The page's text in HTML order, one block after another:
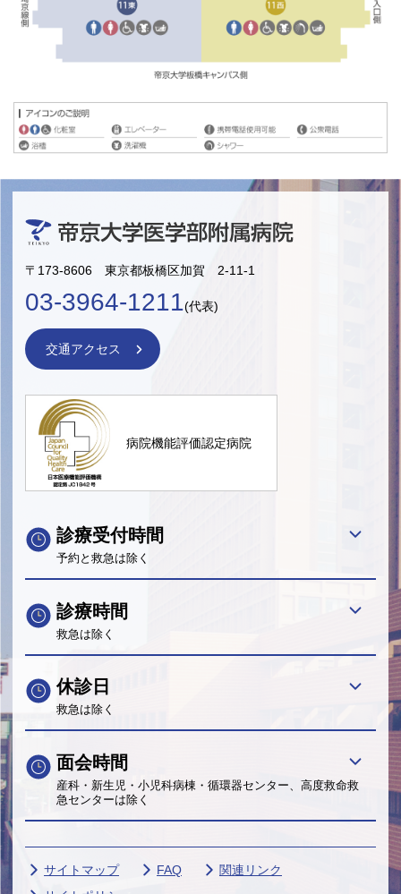
〒173-8606 東京都板橋区加賀 2-11-1
03-3964-1211(代表)
交通アクセス
病院機能評価認定病院
診療受付時間
予約と救急は除く
診療時間
救急は除く
休診日
救急は除く
面会時間
産科・新生児・小児科病棟・循環器センター、高度救命救
急センターは除く
サイトマップ FAQ
関連リンク